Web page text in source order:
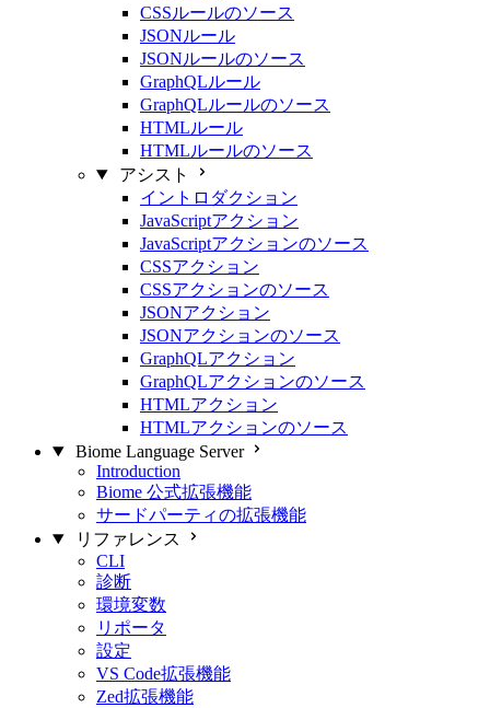
CSSルールのソース
JSONルール
JSONルールのソース
GraphQLルール
GraphQLルールのソース
HTMLルール
HTMLルールのソース
アシスト
イントロダクション
JavaScriptアクション
JavaScriptアクションのソース
CSSアクション
CSSアクションのソース
JSONアクション
JSONアクションのソース
GraphQLアクション
GraphQLアクションのソース
HTMLアクション
HTMLアクションのソース
Biome Language Server
Introduction
Biome 公式拡張機能
サードパーティの拡張機能
リファレンス
CLI
診断
環境変数
リポータ
設定
VS Code拡張機能
Zed拡張機能